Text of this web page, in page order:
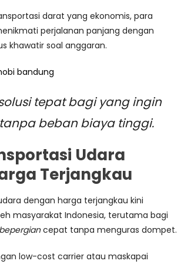
darat yang ekonomis, para
perjalanan panjang dengan
khawatir soal anggaran.
bandung
tepat bagi yang ingin
beban biaya tinggi.
Udara
Terjangkau
dengan harga terjangkau kini
masyarakat Indonesia, terutama bagi
bepergiancepat tanpa menguras dompet.
low-cost carrier atau maskapai